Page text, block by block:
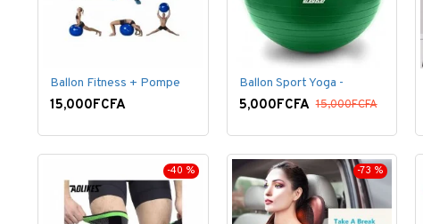
Ballon Fitness + Pompe
15,000FCFA
Ballon Sport Yoga -
5,000FCFA 15,000FCFA
-40 % -73 %